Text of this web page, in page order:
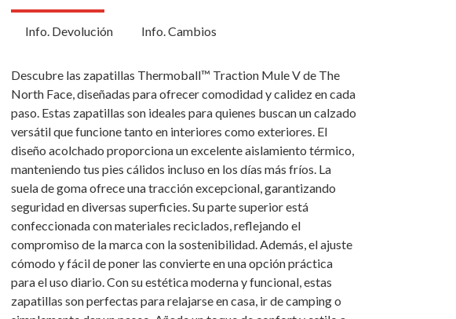
Info. Devolución Info. Cambios
Descubre las zapatillas Thermoball™ Traction Mule V de The
North Face, diseñadas para ofrecer comodidad y calidez en cada
paso. Estas zapatillas son ideales para quienes buscan un calzado
versátil que funcione tanto en interiores como exteriores. El
diseño acolchado proporciona un excelente aislamiento térmico,
manteniendo tus pies cálidos incluso en los días más fríos. La
suela de goma ofrece una tracción excepcional, garantizando
seguridad en diversas superficies. Su parte superior está
confeccionada con materiales reciclados, reflejando el
compromiso de la marca con la sostenibilidad. Además, el ajuste
cómodo y fácil de poner las convierte en una opción práctica
para el uso diario. Con su estética moderna y funcional, estas
zapatillas son perfectas para relajarse en casa, ir de camping o